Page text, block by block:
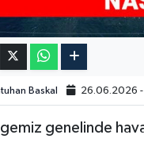
Baskal 26.06.2026 -
genelinde